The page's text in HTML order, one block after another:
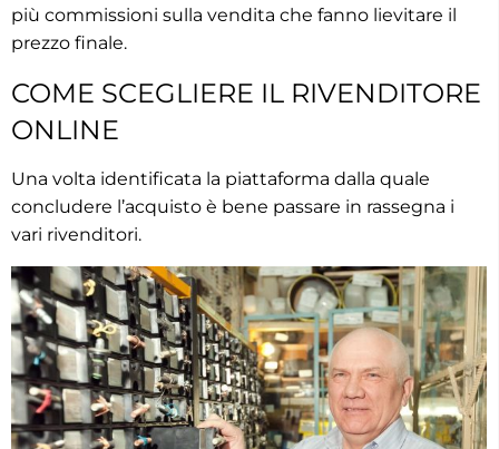
più commissioni sulla vendita che fanno lievitare il
prezzo finale.
COME SCEGLIERE IL RIVENDITORE
ONLINE
Una volta identificata la piattaforma dalla quale
concludere l’acquisto è bene passare in rassegna i
vari rivenditori.